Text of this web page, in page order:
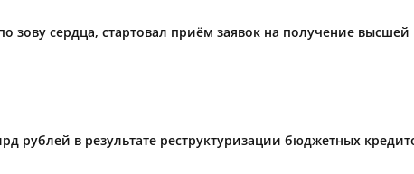
зову сердца, стартовал приём заявок на получение высшей
рублей в результате реструктуризации бюджетных